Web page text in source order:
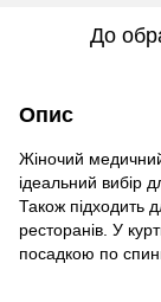
До
Опис
Жіночий
ідеальний вибір
Також підходить
ресторанів. У
посадкою по